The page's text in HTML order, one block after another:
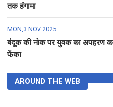
तक हंगामा
MON,3 NOV 2025
बंदूक की नोक पर युवक का अपहरण
फेंका
AROUND THE WEB